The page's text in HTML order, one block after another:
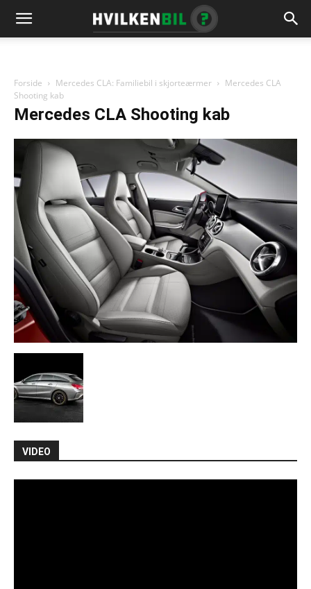
Forside Mercedes CLA: Familiebil i skjorteærmer
Mercedes CLA
Shooting kab
Mercedes CLA Shooting kab
VIDEO